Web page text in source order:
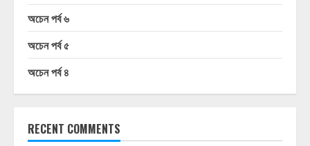
অচেন পর্ব ৬
অচেন পর্ব ৫
অচেন পর্ব ৪
RECENT COMMENTS